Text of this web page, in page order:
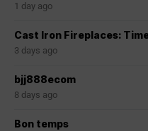
1 day ago
Cast Iron Fireplaces:
3 days ago
bjj888ecom
8 days ago
Bon temps